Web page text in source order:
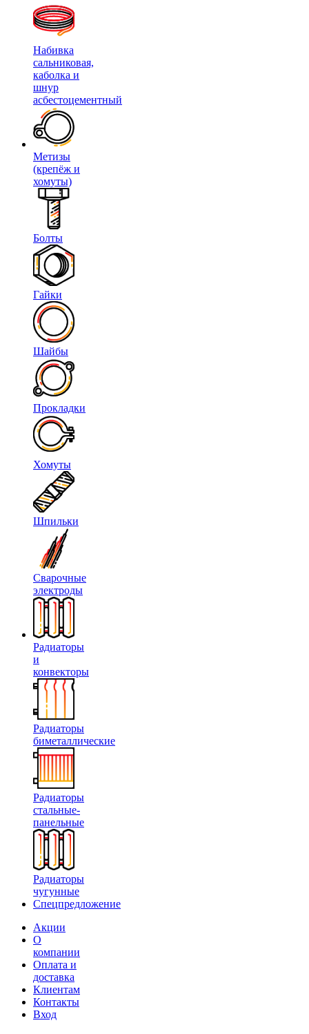
Набивка
сальниковая,
каболка и
шнур
асбестоцементный
Метизы
(крепёж и
хомуты)
Болты
Гайки
Шайбы
Прокладки
Хомуты
Шпильки
Сварочные
электроды
Радиаторы
и
конвекторы
Радиаторы
биметаллические
Радиаторы
стальные-
панельные
Радиаторы
чугунные
Спецпредложение
Акции
О
компании
Оплата и
доставка
Клиентам
Контакты
Вход